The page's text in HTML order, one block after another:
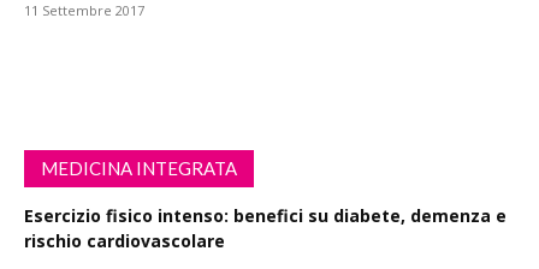
11 Settembre 2017
MEDICINA INTEGRATA
Esercizio fisico intenso: benefici su diabete, demenza e
rischio cardiovascolare